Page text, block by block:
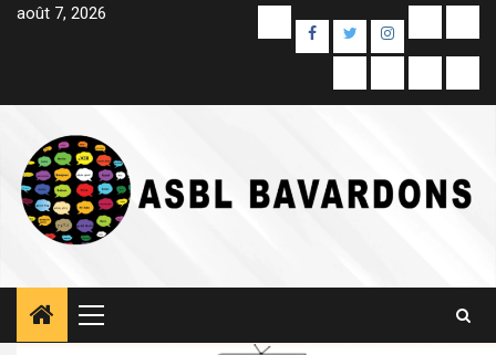
Skipaoût 7, 2026 Yelp
Facebook
TwitterInstagram
mail
Alimentairespropos
Primary
Menu